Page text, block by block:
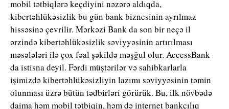
mobil tətbiqlərə keçdiyini nəzərə aldıqda,
kibertəhlükəsizlik bu gün bank biznesinin ayrılmaz
hissəsinə çevrilir. Mərkəzi Bank da son bir neçə il
ərzində kibertəhlükəsizlik səviyyəsinin artırılması
məsələləri ilə çox fəal şəkildə məşğul olur. AccessBank
da istisna deyil. Fərdi müştərilər və sahibkarlarla
işimizdə kibertəhlükəsizliyin lazımı səviyyəsinin təmin
olunması üzrə bütün tədbirləri görürük. Bu, ilk növbədə
daima həm mobil tətbiqin, həm də internet bankçılıq